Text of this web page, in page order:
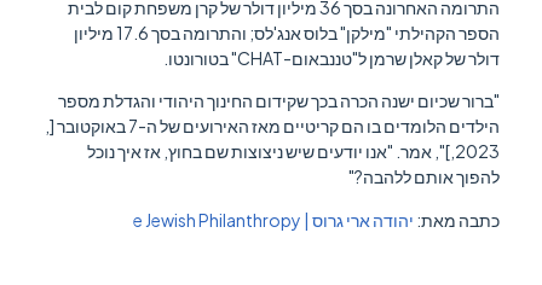
התרומה האחרונה בסך 36 מיליון דולר של קרן משפחת קום לבית
הספר הקהילתי "מילקן" בלוס אנג'לס; והתרומה בסך 17.6 מיליון
דולר של קאלן שרמן ל"טננבאום-CHAT" בטורונטו.
"ברור שכיום ישנה הכרה בכך שקידום החינוך היהודי והגדלת מספר
הילדים הלומדים בו הם קריטיים מאז האירועים של ה-7 באוקטובר [,
2023,]", אמר. "אנו יודעים שיש ניצוצות שם בחוץ, אז איך נוכל
להפוך אותם ללהבה?"
כתבה מאת: יהודה ארי גרוס | e Jewish Philanthropy